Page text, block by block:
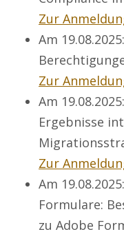
Zur
Am
Zur
Am
Ergebnisse
Zur
Am
Formulare:
zu Adobe